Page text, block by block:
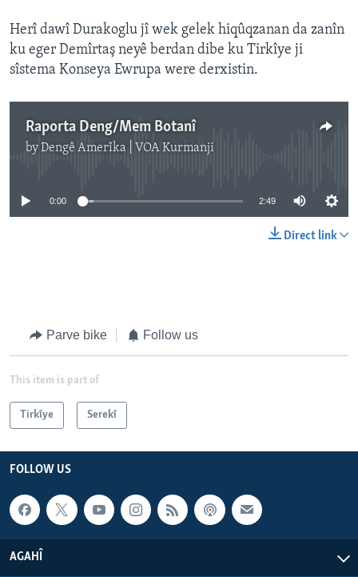
Herî dawî Durakoglu jî wek gelek hiqûqzanan da zanîn
ku eger Demîrtaş neyê berdan dibe ku Tirkîye ji
sîstema Konseya Ewrupa were derxistin.
Raporta Deng/Mem Botanî
byDengê Amerîka | VOA Kurmanji
No media source currently available
0:00 2:49
Direct link
Parve bike Follow us
This item is part of
Tirkîye Serekî
FOLLOW US
AGAHÎ